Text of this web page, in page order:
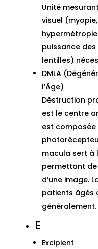
Unité
visuel
puissance
lentilles)
DMLA
l’Âge)
Déstruction
est le centre
est composée
macula sert à
permettant
d’une image.
patients âgés
généralement.
E
Excipient